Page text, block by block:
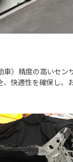
車）精度の高いセン
、快適性を確保し、